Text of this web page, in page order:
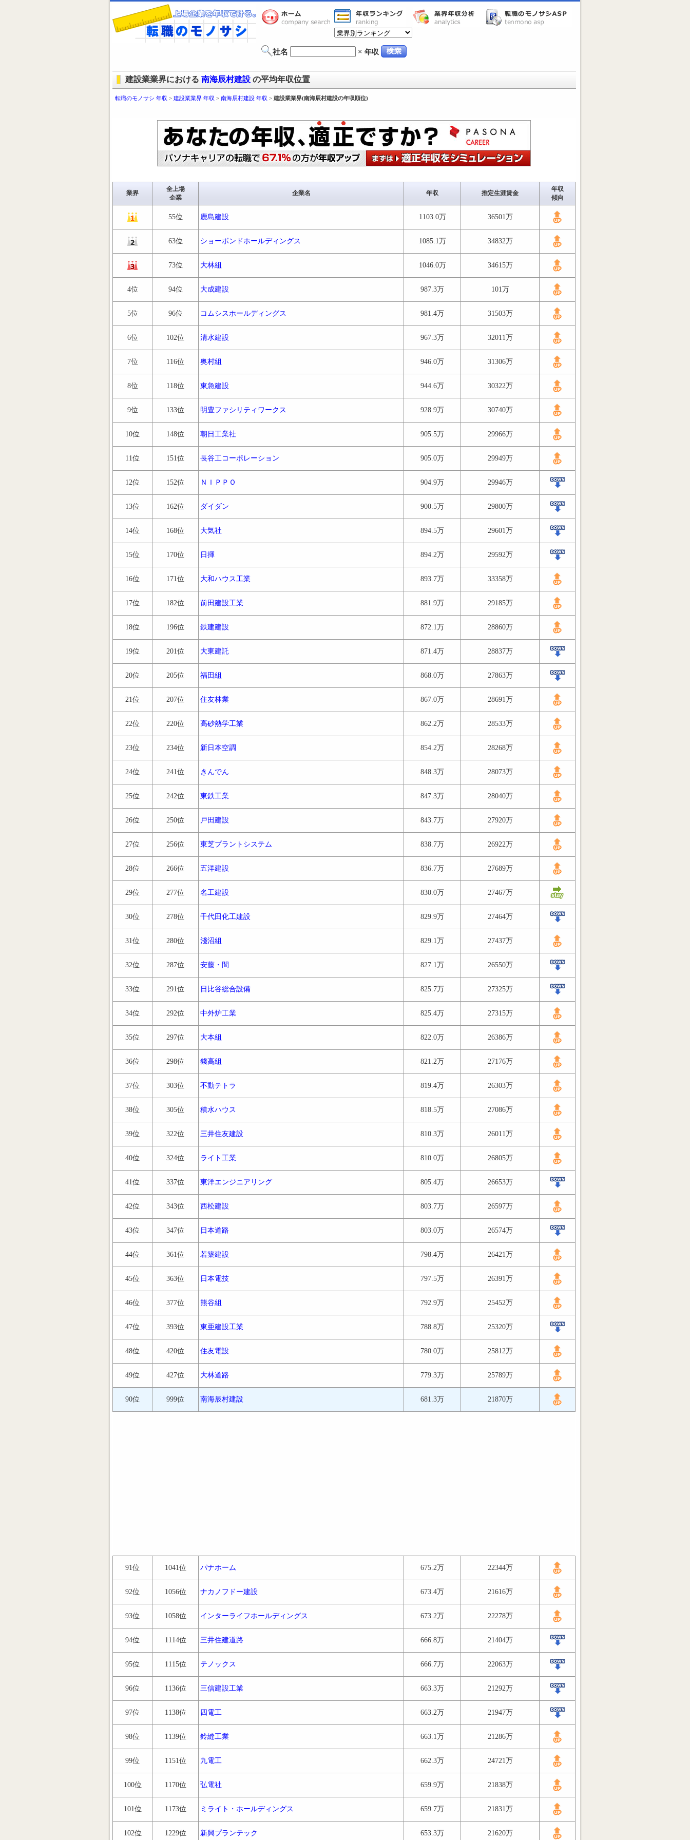
社名 × 年収
建設業業界における 南海辰村建設 の平均年収位置
転職のモノサシ 年収 > 建設業業界 年収 > 南海辰村建設 年収 > 建設業業界(南海辰村建設の年収順位)
業界
全上場
企業
企業名 年収 推定生涯賃金
年収
傾向
55位 鹿島建設 1103.0万 36501万
63位 ショーボンドホールディングス 1085.1万 34832万
73位 大林組 1046.0万 34615万
4位 94位 大成建設 987.3万 101万
5位 96位 コムシスホールディングス 981.4万 31503万
6位 102位 清水建設 967.3万 32011万
7位 116位 奥村組 946.0万 31306万
8位 118位 東急建設 944.6万 30322万
9位 133位 明豊ファシリティワークス 928.9万 30740万
10位 148位 朝日工業社 905.5万 29966万
11位 151位 長谷工コーポレーション 905.0万 29949万
12位 152位 ＮＩＰＰＯ 904.9万 29946万
13位 162位 ダイダン 900.5万 29800万
14位 168位 大気社 894.5万 29601万
15位 170位 日揮 894.2万 29592万
16位 171位 大和ハウス工業 893.7万 33358万
17位 182位 前田建設工業 881.9万 29185万
18位 196位 鉄建建設 872.1万 28860万
19位 201位 大東建託 871.4万 28837万
20位 205位 福田組 868.0万 27863万
21位 207位 住友林業 867.0万 28691万
22位 220位 高砂熱学工業 862.2万 28533万
23位 234位 新日本空調 854.2万 28268万
24位 241位 きんでん 848.3万 28073万
25位 242位 東鉄工業 847.3万 28040万
26位 250位 戸田建設 843.7万 27920万
27位 256位 東芝プラントシステム 838.7万 26922万
28位 266位 五洋建設 836.7万 27689万
29位 277位 名工建設 830.0万 27467万
30位 278位 千代田化工建設 829.9万 27464万
31位 280位 淺沼組 829.1万 27437万
32位 287位 安藤・間 827.1万 26550万
33位 291位 日比谷総合設備 825.7万 27325万
34位 292位 中外炉工業 825.4万 27315万
35位 297位 大本組 822.0万 26386万
36位 298位 錢高組 821.2万 27176万
37位 303位 不動テトラ 819.4万 26303万
38位 305位 積水ハウス 818.5万 27086万
39位 322位 三井住友建設 810.3万 26011万
40位 324位 ライト工業 810.0万 26805万
41位 337位 東洋エンジニアリング 805.4万 26653万
42位 343位 西松建設 803.7万 26597万
43位 347位 日本道路 803.0万 26574万
44位 361位 若築建設 798.4万 26421万
45位 363位 日本電技 797.5万 26391万
46位 377位 熊谷組 792.9万 25452万
47位 393位 東亜建設工業 788.8万 25320万
48位 420位 住友電設 780.0万 25812万
49位 427位 大林道路 779.3万 25789万
90位 999位 南海辰村建設 681.3万 21870万
91位 1041位 パナホーム 675.2万 22344万
92位 1056位 ナカノフドー建設 673.4万 21616万
93位 1058位 インターライフホールディングス 673.2万 22278万
94位 1114位 三井住建道路 666.8万 21404万
95位 1115位 テノックス 666.7万 22063万
96位 1136位 三信建設工業 663.3万 21292万
97位 1138位 四電工 663.2万 21947万
98位 1139位 鈴縫工業 663.1万 21286万
99位 1151位 九電工 662.3万 24721万
100位 1170位 弘電社 659.9万 21838万
101位 1173位 ミライト・ホールディングス 659.7万 21831万
102位 1229位 新興プランテック 653.3万 21620万